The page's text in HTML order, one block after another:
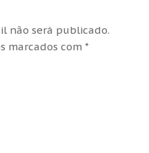
não será publicado.
marcados com*